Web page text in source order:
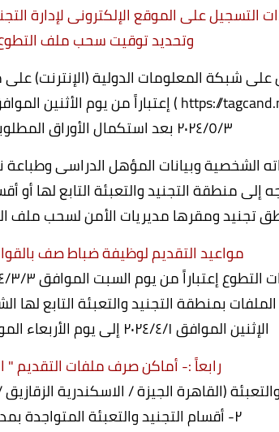
التسجيل على الموقع الإلكترونى لإدارة
وتحديد توقيت سحب ملف
على شبكة المعلومات الدولية (الإنترنت) على
https://
٢٠٢٤/٥/٣ بعد استكمال الأوراق المطلوبة للتطوع
الشخصية وبيانات المؤهل الدراسى
منطقة التجنيد والتعبئة التابع لها أو
تجنيد ومقرها مديريات الأمن لسحب ملف
مواعيد التقديم لوظيفة ضباط صف
بمنطقة التجنيد والتعبئة التابع لها
الإثنين الموافق ۲۰۲٤/٤/١ إلى يوم الأربعاء الموافق ٢٠٢٤/٥/٨ .
رابعاً :- أماكن صرف ملفات التقديم "
٢- أقسام التجنيد والتعبئة المتواجدة بمديريات الاسا